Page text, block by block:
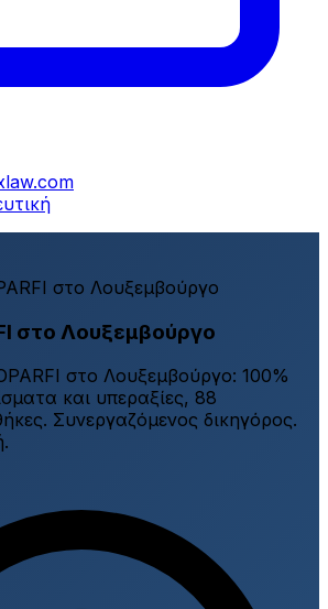
στο Λουξεμβούργο
στο Λουξεμβούργο
στο Λουξεμβούργο: 100%
και υπεραξίες, 88
Συνεργαζόμενος δικηγόρος.